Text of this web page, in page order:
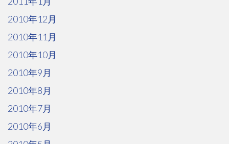
2010年12月
2010年11月
2010年10月
2010年9月
2010年8月
2010年7月
2010年6月